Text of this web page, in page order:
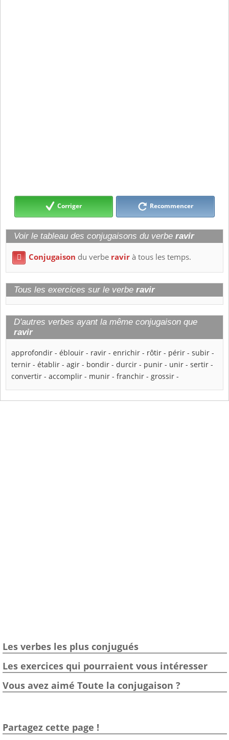
Corriger Recommencer
Voir le tableau des conjugaisons du verbe ravir
 Conjugaison du verbe ravirà tous les temps.
Tous les exercices sur le verbe ravir
D'autres verbes ayant la même conjugaison que
ravir
approfondir - éblouir - ravir - enrichir - rôtir - périr - subir -
ternir - établir - agir - bondir - durcir - punir - unir - sertir -
convertir - accomplir - munir - franchir - grossir -
Les verbes les plus conjugués
Les exercices qui pourraient vous intéresser
Vous avez aimé Toute la conjugaison ?
Partagez cette page !